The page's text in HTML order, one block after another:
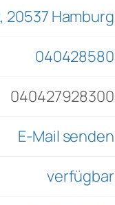
20537 Hamburg
040428580
040427928300
E-Mail senden
verfügbar